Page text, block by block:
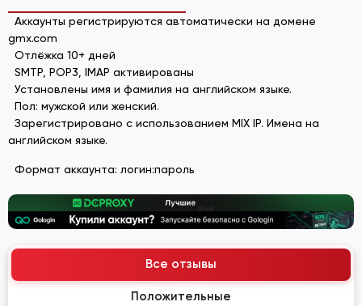
Аккаунты регистрируются автоматически на домене
gmx.com
Отлёжка 10+ дней
SMTP, POP3, IMAP активированы
Установлены имя и фамилия на английском языке.
Пол: мужской или женский.
Зарегистрировано с использованием MIX IP. Имена на
английском языке.
Формат аккаунта: логин:пароль
Все отзывы
Положительные